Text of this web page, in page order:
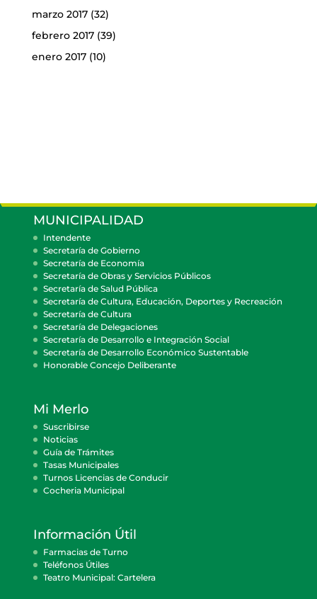
marzo 2017(32)
febrero 2017(39)
enero 2017(10)
MUNICIPALIDAD
Intendente
Secretaría de Gobierno
Secretaría de Economía
Secretaría de Obras y Servicios Públicos
Secretaría de Salud Pública
Secretaría de Cultura, Educación, Deportes y Recreación
Secretaría de Cultura
Secretaría de Delegaciones
Secretaría de Desarrollo e Integración Social
Secretaría de Desarrollo Económico Sustentable
Honorable Concejo Deliberante
Mi Merlo
Suscribirse
Noticias
Guía de Trámites
Tasas Municipales
Turnos Licencias de Conducir
Cocheria Municipal
Información Útil
Farmacias de Turno
Teléfonos Útiles
Teatro Municipal: Cartelera